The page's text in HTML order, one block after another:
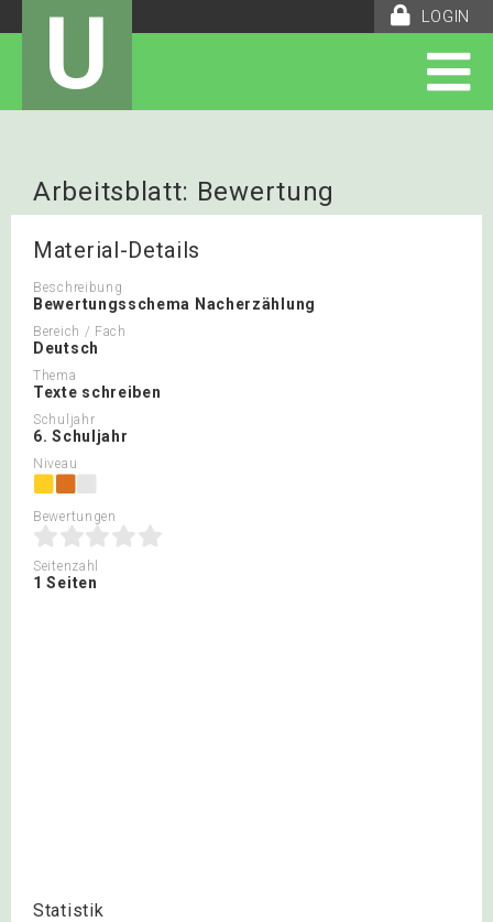
LOGIN
U
Arbeitsblatt: Bewertung
Nacherzählung
Material-Details
Beschreibung
Bewertungsschema Nacherzählung
Bereich / Fach
Deutsch
Thema
Texte schreiben
Schuljahr
6. Schuljahr
Niveau
Bewertungen
Seitenzahl
1 Seiten
Statistik